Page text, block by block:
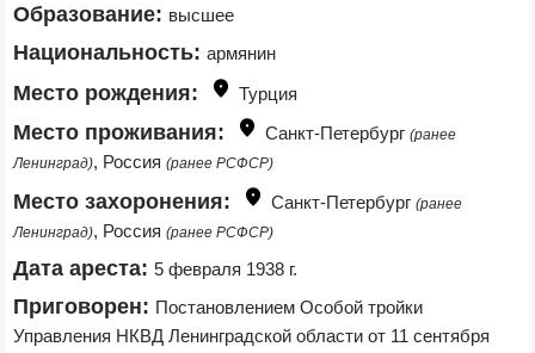
Образование: высшее
Национальность: армянин
Место рождения: Турция
Место проживания: Санкт-Петербург (ранее
Ленинград), Россия (ранее РСФСР)
Место захоронения: Санкт-Петербург (ранее
Ленинград), Россия (ранее РСФСР)
Дата ареста: 5 февраля 1938 г.
Приговорен: Постановлением Особой тройки
Управления НКВД Ленинградской области от 11 сентября